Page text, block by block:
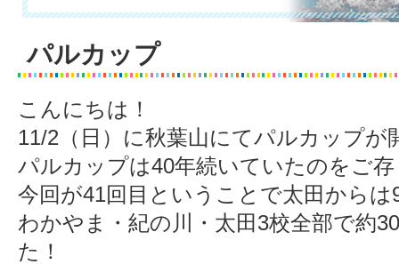
パルカップ
こんにちは！
11/2（日）に秋葉山にてパルカップが
パルカップは40年続いていたのをご
今回が41回目ということで太田からは
わかやま・紀の川・太田3校全部で約
た！